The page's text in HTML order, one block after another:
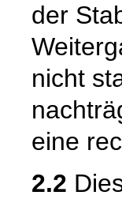
der
nicht
eine
2.2